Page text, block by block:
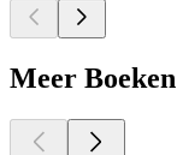
Meer